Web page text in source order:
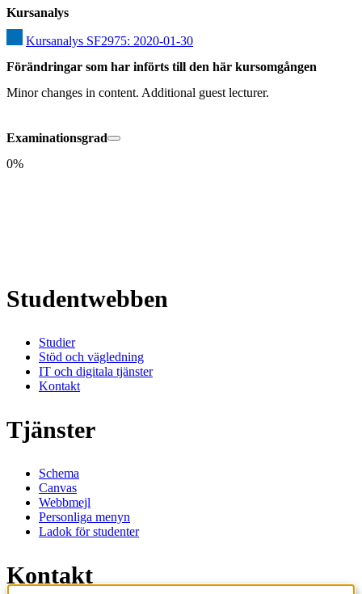
Kursanalys
Kursanalys SF2975: 2020-01-30
Förändringar som har införts till den här kursomgången
Minor changes in content. Additional guest lecturer.
Examinationsgrad
0%
Studentwebben
Studier
Stöd och vägledning
IT och digitala tjänster
Kontakt
Tjänster
Schema
Canvas
Webbmejl
Personliga menyn
Ladok för studenter
Kontakt